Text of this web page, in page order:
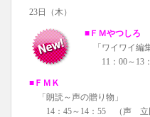
23日（木）
■ＦＭやつしろ
「ワイワイ編集
11：00～13
■ＦＭＫ
「朗読～声の贈り物」
14：45～14：55 （声 立